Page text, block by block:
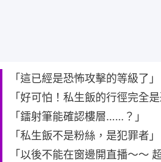
「這已經是恐怖攻擊的等級了」
「好可怕！私生飯的行徑完全是
「鐳射筆能確認樓層……？」
「私生飯不是粉絲，是犯罪者」
「以後不能在窗邊開直播～～